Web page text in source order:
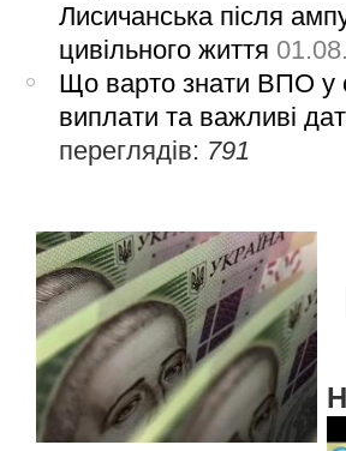
Лисичанська після
цивільного життя
Що варто знати ВПО у
виплати та важливі
переглядів: 791